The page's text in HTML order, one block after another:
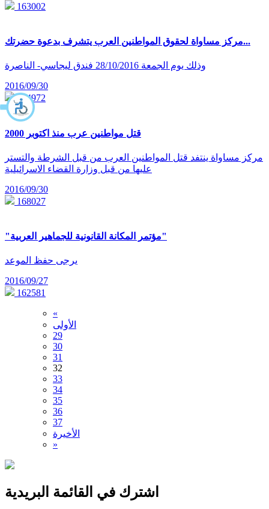
163002
مركز مساواة لحقوق المواطنين العرب يتشرف بدعوة حضرتك...
وذلك يوم الجمعة 28/10/2016 فندق ليجاسي- الناصرة
2016/09/30
164972
قتل مواطنين عرب منذ اكتوبر 2000
مركز مساواة ينتفد قتل المواطنين العرب من قبل الشرطة والتستر
عليها من قبل وزارة القضاء الاسرائيلية
2016/09/30
168027
"مؤتمر المكانة القانونية للجماهير العربية"
يرجى حفظ الموعد
2016/09/27
162581
«
الأولى
29
30
31
32
33
34
35
36
37
الأخيرة
»
اشترك في القائمة البريدية